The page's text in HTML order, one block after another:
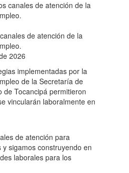
de atención de la
2026
implementadas por la
de la Secretaría de
de Tocancipá permitieron
vincularán laboralmente en
de atención para
sigamos construyendo en
laborales para los